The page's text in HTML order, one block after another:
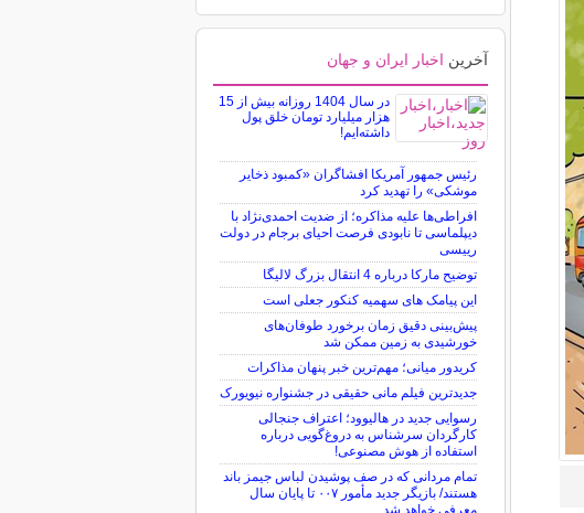
آخرین اخبار ایران و جهان
در سال 1404 روزانه بیش از 15
هزار میلیارد تومان خلق پول
داشته‌ایم!
رئیس جمهور آمریکا افشاگران «کمبود ذخایر
موشکی» را تهدید کرد
افراطی‌ها علیه مذاکره؛ از ضدیت احمدی‌نژاد با
دیپلماسی تا نابودی فرصت احیای برجام در دولت
رییسی
توضیح مارکا درباره 4 انتقال بزرگ لالیگا
این پیامک های سهمیه کنکور جعلی است
پیش‌بینی دقیق زمان برخورد طوفان‌های
خورشیدی به زمین ممکن شد
کریدور میانی؛ مهم‌ترین خبر پنهان مذاکرات
جدیدترین فیلم مانی حقیقی در جشنواره نیویورک
رسوایی جدید در هالیوود؛ اعتراف جنجالی
کارگردان سرشناس به دروغ‌گویی درباره
استفاده از هوش مصنوعی!
تمام مردانی که در صف پوشیدن لباس جیمز باند
هستند/ بازیگر جدید مأمور ۰۰۷ تا پایان سال
معرفی خواهد شد